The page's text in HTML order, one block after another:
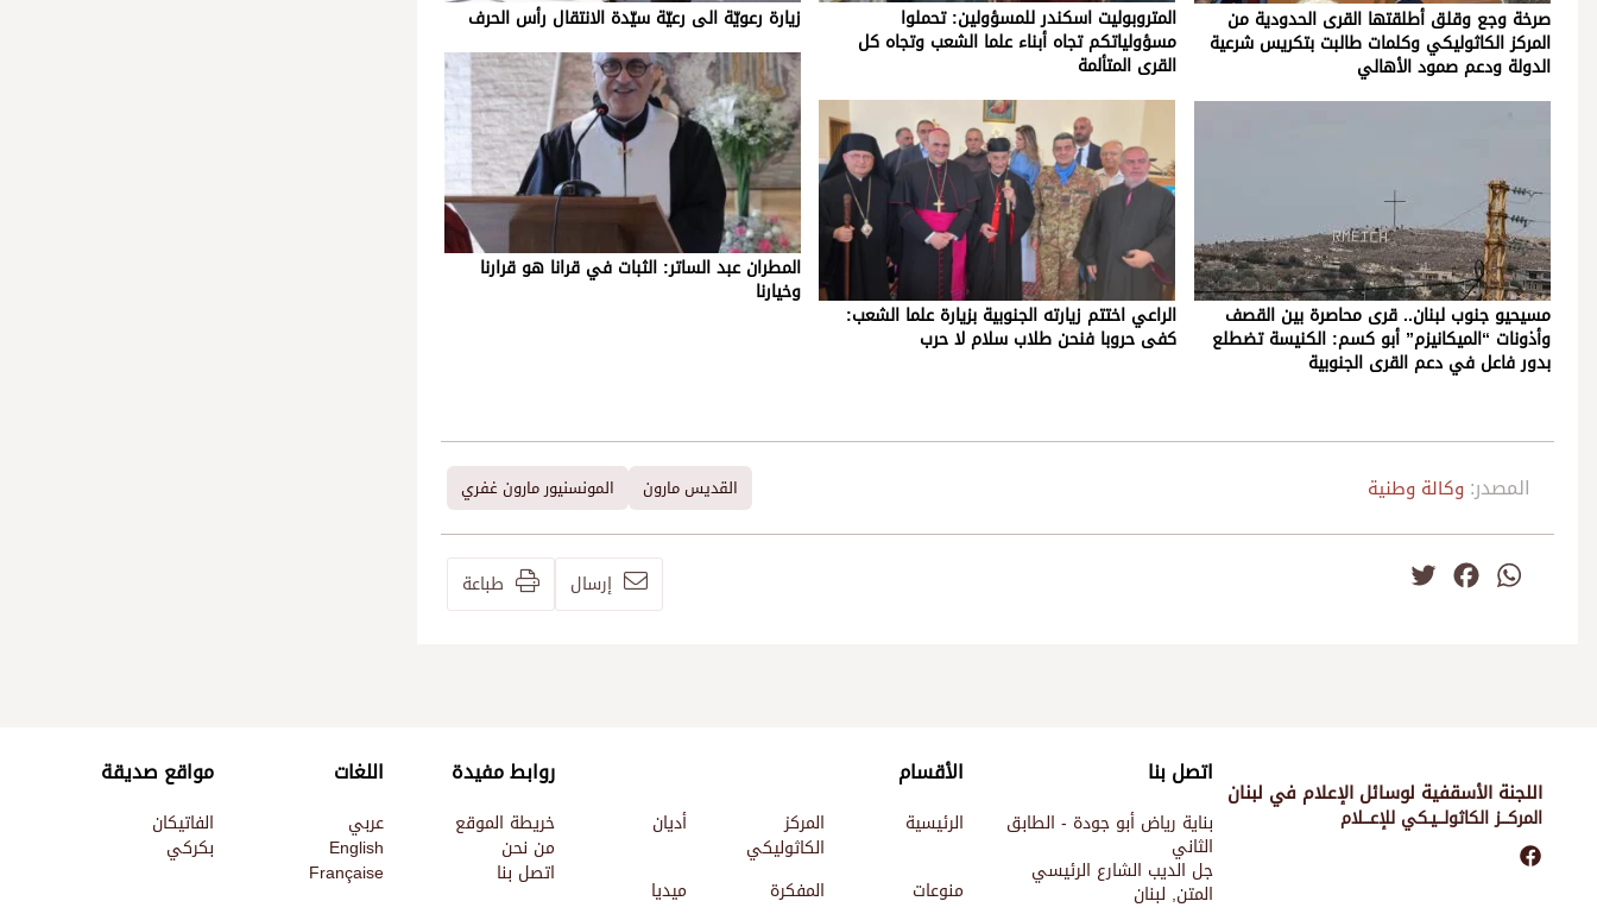
صرخة وجع وقلق أطلقتها القرى الحدودية من
المركز الكاثوليكي وكلمات طالبت بتكريس شرعية
الدولة ودعم صمود الأهالي
مسيحيو جنوب لبنان.. قرى محاصرة بين القصف
وأذونات “الميكانيزم” أبو كسم: الكنيسة تضطلع
بدور فاعل في دعم القرى الجنوبية
المتروبوليت اسكندر للمسؤولين: تحملوا
مسؤولياتكم تجاه أبناء علما الشعب وتجاه كل
القرى المتألمة
الراعي اختتم زيارته الجنوبية بزيارة علما الشعب:
كفى حروبا فنحن طلاب سلام لا حرب
زيارة رعويّة الى رعيّة سيّدة الانتقال رأس الحرف
المطران عبد الساتر: الثبات في قرانا هو قرارنا
وخيارنا
المصدر: وكالة وطنية القديس مارون المونسنيور مارون غفري
WhatsApp
Facebook إرسال طباعة
اللجنة الأسقفية لوسائل الإعلام في لبنان
المركـــز الكاثولـــيـكي للإعـــلام
اتصل بنا
بناية رياض أبو جودة - الطابق
الثاني
جل الديب الشارع الرئيسي
المتن, لبنان
الأقسام
الرئيسية المركز
الكاثوليكي
أديان
منوعات المفكرة
ميديا
روابط مفيدة
خريطة الموقع
من نحن
اتصل بنا
اللغات
عربي
English
Française
مواقع صديقة
الفاتيكان
بكركي